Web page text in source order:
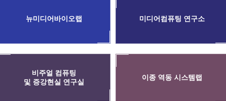
뉴미디어바이오랩 미디어컴퓨팅 연구소
비주얼 컴퓨팅
및 증강현실 연구실
이종 역동 시스템랩